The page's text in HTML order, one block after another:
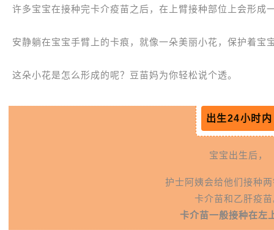
许多宝宝在接种完卡介疫苗之后，在上臂接种部位上会形成
安静躺在宝宝手臂上的卡痕，就像一朵美丽小花，保护着宝
这朵小花是怎么形成的呢？豆苗妈为你轻松说个透。
出生24小时内
宝宝出生后，
护士阿姨会给他们接种
卡介苗和乙肝疫
卡介苗一般接种在左